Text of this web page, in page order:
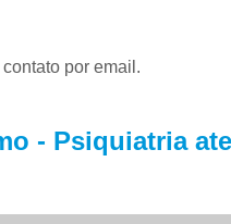
por email.
- Psiquiatria